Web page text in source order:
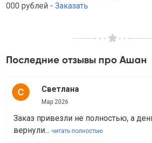
000 рублей - Заказать
Последние отзывы про Ашан
Светлана
Мар 2026
Заказ привезли не полностью, а
вернули... читать полностью